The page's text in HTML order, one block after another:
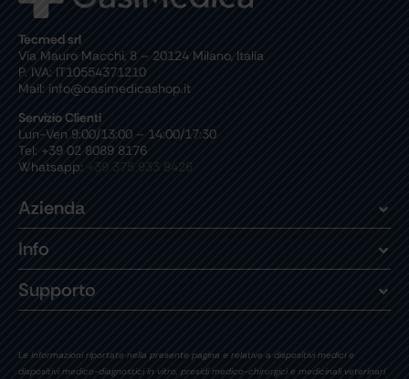
Tecmed srl
Via Mauro Macchi, 8 – 20124 Milano, Italia
P. IVA: IT10554371210
Mail: info@oasimedicashop.it
Servizio Clienti
Lun-Ven 9:00/13:00 – 14:00/17:30
Tel: +39 02 8089 8176
Whatsapp:
+39 375 933 8426
Azienda
Info
Supporto
Le informazioni riportate nella presente pagina e relative a dispositivi medici e
dispositivi medico-diagnostici in vitro, presidi medico-chirurgici e medicinali veterinari